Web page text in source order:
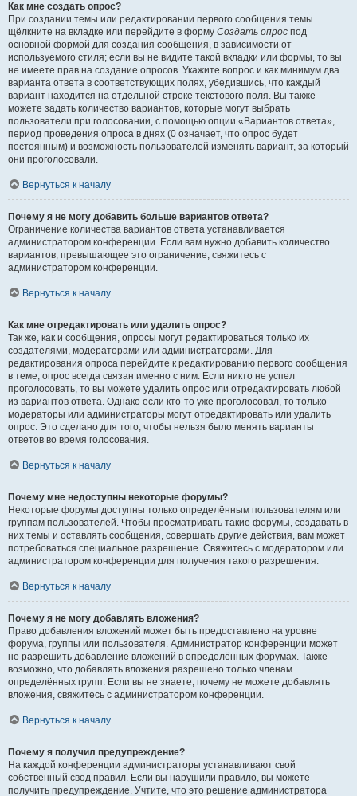
Как мне создать опрос?
При создании темы или редактировании первого сообщения темы
щёлкните на вкладке или перейдите в форму Создать опрос под
основной формой для создания сообщения, в зависимости от
используемого стиля; если вы не видите такой вкладки или формы, то вы
не имеете прав на создание опросов. Укажите вопрос и как минимум два
варианта ответа в соответствующих полях, убедившись, что каждый
вариант находится на отдельной строке текстового поля. Вы также
можете задать количество вариантов, которые могут выбрать
пользователи при голосовании, с помощью опции «Вариантов ответа»,
период проведения опроса в днях (0 означает, что опрос будет
постоянным) и возможность пользователей изменять вариант, за который
они проголосовали.
Вернуться к началу
Почему я не могу добавить больше вариантов ответа?
Ограничение количества вариантов ответа устанавливается
администратором конференции. Если вам нужно добавить количество
вариантов, превышающее это ограничение, свяжитесь с
администратором конференции.
Вернуться к началу
Как мне отредактировать или удалить опрос?
Так же, как и сообщения, опросы могут редактироваться только их
создателями, модераторами или администраторами. Для
редактирования опроса перейдите к редактированию первого сообщения
в теме; опрос всегда связан именно с ним. Если никто не успел
проголосовать, то вы можете удалить опрос или отредактировать любой
из вариантов ответа. Однако если кто-то уже проголосовал, то только
модераторы или администраторы могут отредактировать или удалить
опрос. Это сделано для того, чтобы нельзя было менять варианты
ответов во время голосования.
Вернуться к началу
Почему мне недоступны некоторые форумы?
Некоторые форумы доступны только определённым пользователям или
группам пользователей. Чтобы просматривать такие форумы, создавать в
них темы и оставлять сообщения, совершать другие действия, вам может
потребоваться специальное разрешение. Свяжитесь с модератором или
администратором конференции для получения такого разрешения.
Вернуться к началу
Почему я не могу добавлять вложения?
Право добавления вложений может быть предоставлено на уровне
форума, группы или пользователя. Администратор конференции может
не разрешить добавление вложений в определённых форумах. Также
возможно, что добавлять вложения разрешено только членам
определённых групп. Если вы не знаете, почему не можете добавлять
вложения, свяжитесь с администратором конференции.
Вернуться к началу
Почему я получил предупреждение?
На каждой конференции администраторы устанавливают свой
собственный свод правил. Если вы нарушили правило, вы можете
получить предупреждение. Учтите, что это решение администратора